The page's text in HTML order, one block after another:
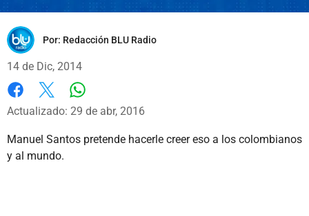
Por: Redacción BLU Radio
14 de Dic, 2014
Facebook
X
Actualizado: 29 de abr, 2016
Manuel Santos pretende hacerle creer eso a los colombianos
y al mundo.